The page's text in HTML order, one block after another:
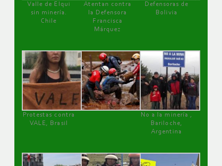
Valle de Elqui
sin minería.
Chile
Atentan contra
la Defensora
Francisca
Márquez
Defensoras de
Bolivia
Protestas contra
VALE, Brasil
No a la minería ,
Bariloche,
Argentina